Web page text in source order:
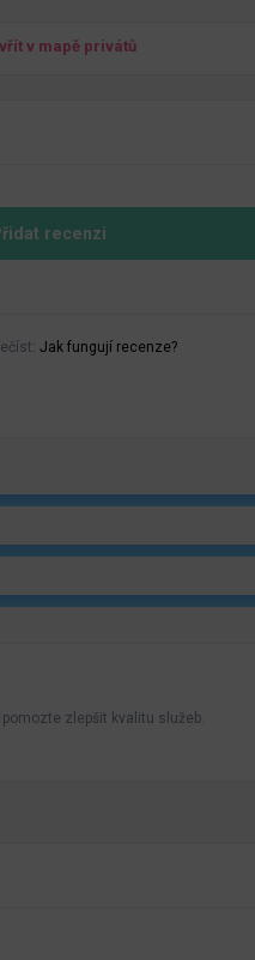
v mapě privátů
recenzi
Jak fungují recenze?
zlepšit kvalitu služeb.